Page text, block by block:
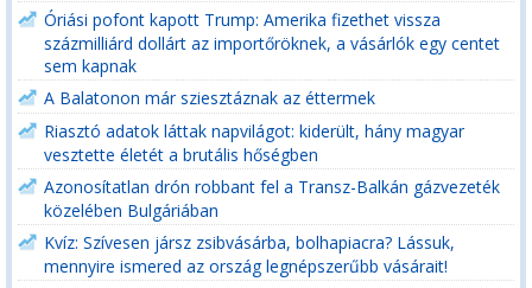
Óriási pofont kapott Trump: Amerika fizethet vissza
százmilliárd dollárt az importőröknek, a vásárlók egy centet
sem kapnak
A Balatonon már sziesztáznak az éttermek
Riasztó adatok láttak napvilágot: kiderült, hány magyar
vesztette életét a brutális hőségben
Azonosítatlan drón robbant fel a Transz-Balkán gázvezeték
közelében Bulgáriában
Kvíz: Szívesen jársz zsibvásárba, bolhapiacra? Lássuk,
mennyire ismered az ország legnépszerűbb vásárait!